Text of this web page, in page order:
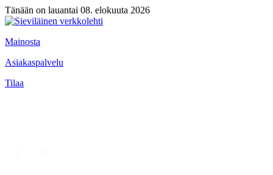
Tänään on lauantai 08. elokuuta 2026
Mainosta
Asiakaspalvelu
Tilaa